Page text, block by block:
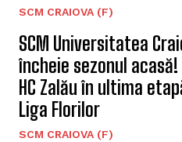
SCM CRAIOVA (F)
SCM Universitatea
încheie sezonul acasă!
HC Zalău în ultima
Liga Florilor
SCM CRAIOVA (F)